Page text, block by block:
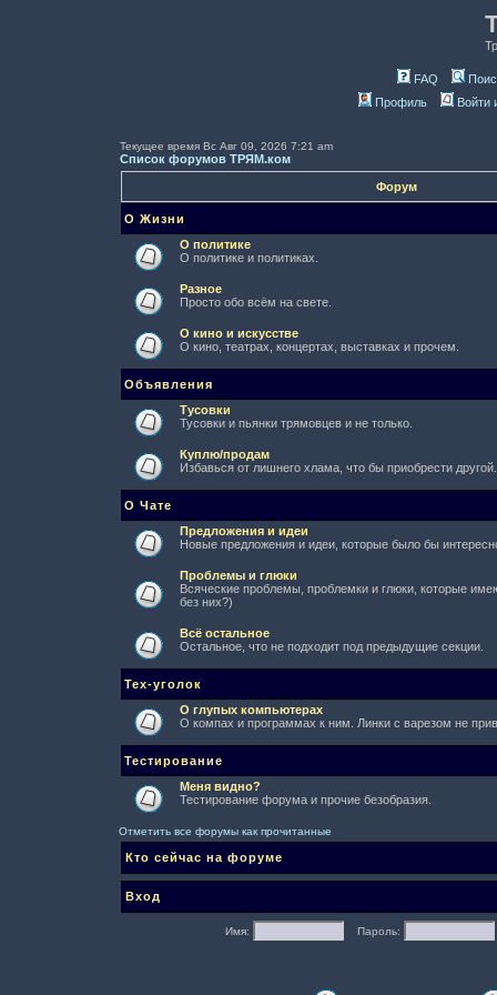
FAQ
Профиль
Войти
Текущее время Вс Авг 09, 2026 7:21 am
Список форумов ТРЯМ.ком
Форум
О Жизни
О политике
О политике и политиках.
Разное
Просто обо всём на свете.
О кино и искусстве
О кино, театрах, концертах, выставках и прочем.
Объявления
Тусовки
Тусовки и пьянки трямовцев и не только.
Куплю/продам
Избавься от лишнего хлама, что бы приобрести другой.
О Чате
Предложения и идеи
Новые предложения и идеи, которые было бы
Проблемы и глюки
Всяческие проблемы, проблемки и глюки, которые
без них?)
Всё остальное
Остальное, что не подходит под предыдущие секции.
Тех-уголок
О глупых компьютерах
О компах и программах к ним. Линки с варезом не
Тестирование
Меня видно?
Тестирование форума и прочие безобразия.
Отметить все форумы как прочитанные
Кто сейчас на форуме
Вход
Имя: Пароль: